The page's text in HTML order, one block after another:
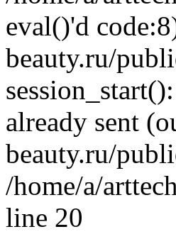
eval()'d
beauty.ru/
already sent
beauty.ru/
/home/a/
line 20